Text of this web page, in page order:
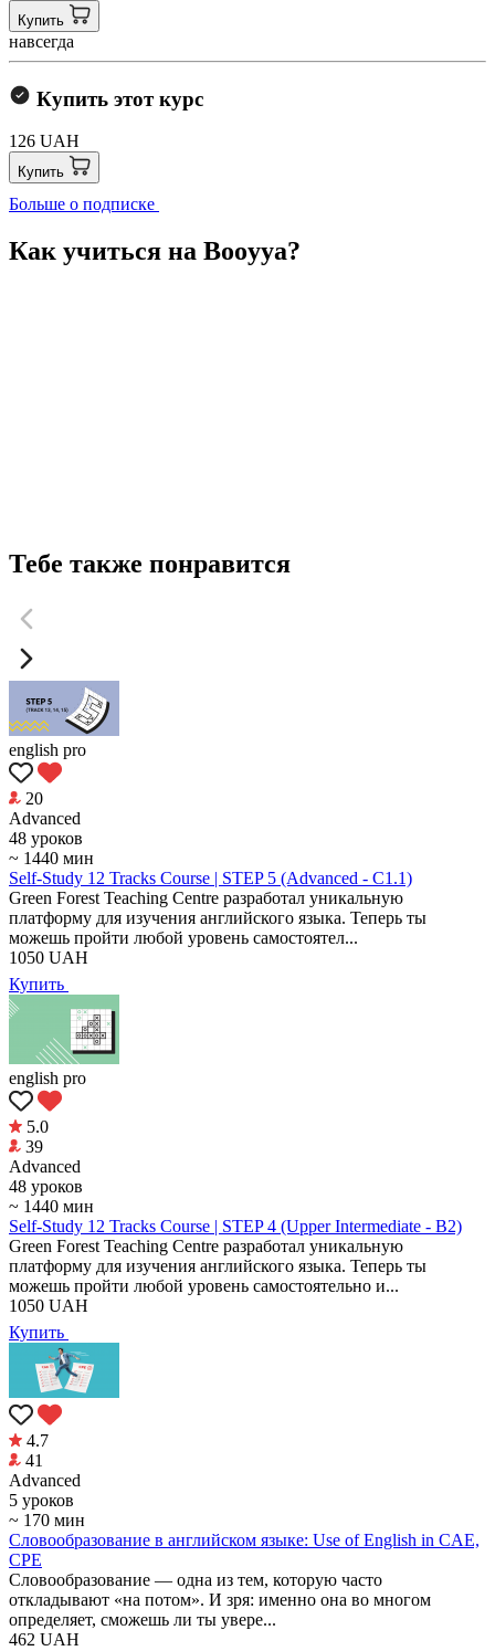
Купить
навсегда
Купить этот курс
126 UAH
Купить
Больше о подписке
Как учиться на Booyya?
Тебе также понравится
english pro
20
Аdvanced
48 уроков
~ 1440 мин
Self-Study 12 Tracks Course | STEP 5 (Advanced - C1.1)
Green Forest Teaching Centre разработал уникальную
платформу для изучения английского языка. Теперь ты
можешь пройти любой уровень самостоятел...
1050 UAH
Купить
english pro
5.0
39
Аdvanced
48 уроков
~ 1440 мин
Self-Study 12 Tracks Course | STEP 4 (Upper Intermediate - B2)
Green Forest Teaching Centre разработал уникальную
платформу для изучения английского языка. Теперь ты
можешь пройти любой уровень самостоятельно и...
1050 UAH
Купить
4.7
41
Аdvanced
5 уроков
~ 170 мин
Словообразование в английском языке: Use of English in CAE,
CPE
Словообразование — одна из тем, которую часто
откладывают «на потом». И зря: именно она во многом
определяет, сможешь ли ты увере...
462 UAH